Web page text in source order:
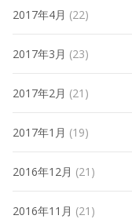
2017年4月 (22)
2017年3月 (23)
2017年2月 (21)
2017年1月 (19)
2016年12月 (21)
2016年11月 (21)